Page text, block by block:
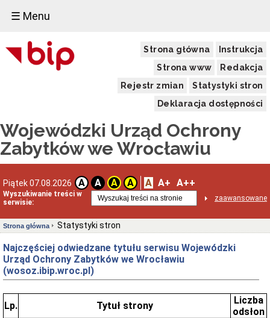
☰ Menu
Strona główna
Instrukcja
Strona www
Redakcja
Rejestr zmian
Statystyki stron
Deklaracja dostępności
Wojewódzki Urząd Ochrony
Zabytków we Wrocławiu
Piątek 07.08.2026 A A A A A A+ A++
Wyszukiwanie treści w
serwisie:
zaawansowane
Strona główna Statystyki stron
Najczęściej odwiedzane tytułu serwisu Wojewódzki
Urząd Ochrony Zabytków we Wrocławiu
(wosoz.ibip.wroc.pl)
Lp. Tytuł strony
Liczba
odsłon